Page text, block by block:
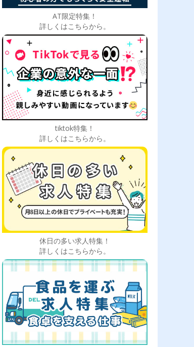
AT限定特集！
詳しくはこちらから。
tiktok特集！
詳しくはこちらから。
休日の多い求人特集！
詳しくはこちらから。